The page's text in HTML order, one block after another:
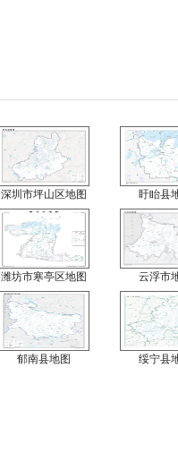
深圳市坪山区地图 盱眙县
潍坊市寒亭区地图 云浮市
郁南县地图 绥宁县